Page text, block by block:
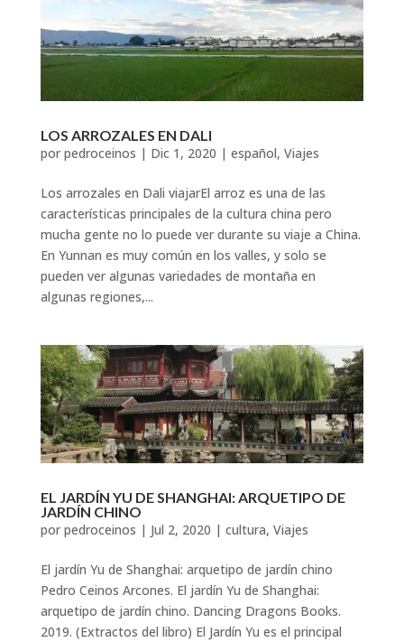
LOS ARROZALES EN DALI
por pedroceinos | Dic 1, 2020 | español, Viajes
Los arrozales en Dali viajarEl arroz es una de las
características principales de la cultura china pero
mucha gente no lo puede ver durante su viaje a China.
En Yunnan es muy común en los valles, y solo se
pueden ver algunas variedades de montaña en
algunas regiones,...
EL JARDÍN YU DE SHANGHAI: ARQUETIPO DE
JARDÍN CHINO
por pedroceinos | Jul 2, 2020 | cultura, Viajes
El jardín Yu de Shanghai: arquetipo de jardín chino
Pedro Ceinos Arcones. El jardín Yu de Shanghai:
arquetipo de jardín chino. Dancing Dragons Books.
2019. (Extractos del libro) El Jardín Yu es el principal